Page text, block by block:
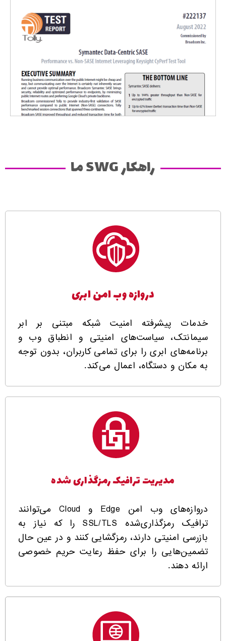
راهکار SWG ما
دروازه وب امن ابری
خدمات پیشرفته امنیت شبکه مبتنی بر ابر
سیمانتک، سیاست‌های امنیتی و انطباق وب و
برنامه‌های ابری را برای تمامی کاربران، بدون توجه
به مکان و دستگاه، اعمال می‌کند.
مدیریت ترافیک رمزگذاری شده
دروازه‌های وب امن Edge و Cloud می‌توانند
ترافیک رمزگذاری‌شده SSL/TLS را که نیاز به
بازرسی امنیتی دارند، رمزگشایی کنند و در عین حال
تضمین‌هایی را برای حفظ رعایت حریم خصوصی
ارائه دهند.